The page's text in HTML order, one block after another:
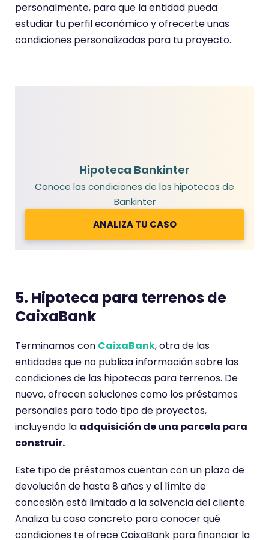
personalmente, para que la entidad pueda
estudiar tu perfil económico y ofrecerte unas
condiciones personalizadas para tu proyecto.
Hipoteca Bankinter
Conoce las condiciones de las hipotecas de
Bankinter
ANALIZA TU CASO
5. Hipoteca para terrenos de
CaixaBank
Terminamos con CaixaBank, otra de las
entidades que no publica información sobre las
condiciones de las hipotecas para terrenos. De
nuevo, ofrecen soluciones como los préstamos
personales para todo tipo de proyectos,
incluyendo la adquisición de una parcela para
construir.
Este tipo de préstamos cuentan con un plazo de
devolución de hasta 8 años y el límite de
concesión está limitado a la solvencia del cliente.
Analiza tu caso concreto para conocer qué
condiciones te ofrece CaixaBank para financiar la